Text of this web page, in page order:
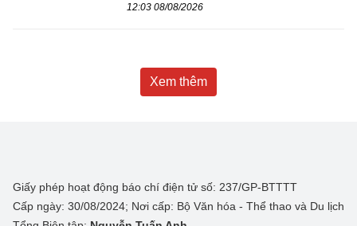
12:03 08/08/2026
Xem thêm
Giấy phép hoạt động báo chí điện tử số: 237/GP-BTTTT
Cấp ngày: 30/08/2024; Nơi cấp: Bộ Văn hóa - Thể thao và Du lịch